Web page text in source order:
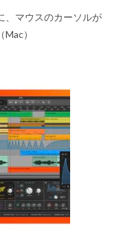
、マウスのカーソルが
）